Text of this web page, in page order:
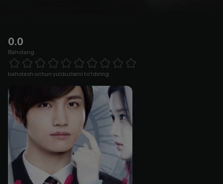
0.0
Baholang
1 Star 2 Stars 3 Stars 4 Stars5 Stars 6 Stars7 Stars8 Stars
baholash uchun yulduzlarni to'ldiring